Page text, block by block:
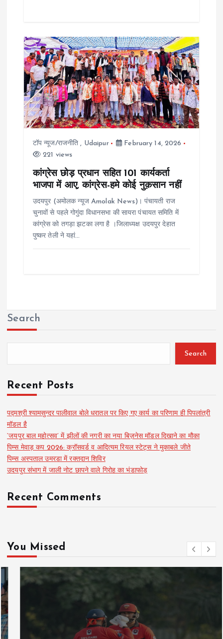
टॉप न्यूज/राजनीति , Udaipur
February 14, 2026
221 views
कांग्रेस छोड़ प्रधान सहित 101 कार्यकर्ता
भाजपा में आए, कांग्रेस-हमे कोई नुक़सान नहीं
उदयपुर (अमोलक न्यूज Amolak News)। पंचायती राज
चुनावों से पहले गोगुंदा विधानसभा की सायरा पंचायत समिति में
कांग्रेस को तगड़ा झटका लगा है ।जिलाध्यक्ष उदयपुर देहात
पुष्कर तेली ने यहां…
Search
Search
Recent Posts
पद्मश्री श्यामसुन्दर पालीवाल बोले धरातल पर किए गए कार्य का परिणाम ही पिपलांत्री
मॉडल है
‘जयपुर बाल महोत्सव’ में झीलों की नगरी का नया बिज़नेस मॉडल दिखाने का मौका
पिम्स मेवाड़ कप 2026: क्रॉसवर्ड व आदित्यम रियल स्टेट्स ने मुकाबले जीते
पिम्स अस्पताल उमरडा में रक्तदान शिविर
उदयपुर संभाग में जाली नोट छापने वाले गिरोह का भंडाफोड़
Recent Comments
You Missed